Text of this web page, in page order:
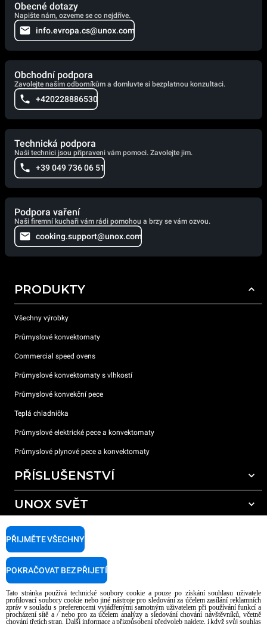
Obecné dotazy
Napište nám, ozveme se co nejdříve.
info.evropa.cs@unox.com
Obchodní podpora
Zavolejte našim odborníkům a domluvte si bezplatnou konzultaci.
+420228886530
Technická podpora
Naši technici jsou připraveni vám pomoci. Zavolejte jim.
+39 049 736 06 51
Podpora vaření
Naši firemní kuchaři vám rádi pomohou a brzy se vám ozvou.
cooking.support@unox.com
PRODUKTY
Všechny výrobky
Průmyslové konvektomaty
Commercial speed ovens
Průmyslové konvektomaty s vlhkostí
Průmyslové konvekční pece
Teplá chladnička
Průmyslové elektrické pece a konvektomaty
Průmyslové plynové pece a konvektomaty
PŘÍSLUŠENSTVÍ
Všechna příslušenství
Čisticí prostředky pro ruční mytí
Úprava vody pryskyřičnými filtry
Úprava vody reverzní osmózou
UNOX SVĚT
Naše pobočky po celém světě
PODPORA
Najděte Servisní Střediska
AI Content Disclaimer Privacy policy Cookie policy
Tato stránka používá technické soubory cookie a pouze po získání souhlasu uživatele
profilovací soubory cookie nebo jiné nástroje pro sledování za účelem zasílání reklamních
zpráv v souladu s preferencemi vyjádřenými samotným uživatelem při používání funkcí a
procházení sítě a / nebo pro za účelem analýzy a sledování chování návštěvníků, včetně
chování třetích stran. Další informace a přizpůsobení předvoleb najdete, i když svůj souhlas
PŘIJMĚTE VŠECHNY
POKRAČOVAT BEZ PŘIJETÍ